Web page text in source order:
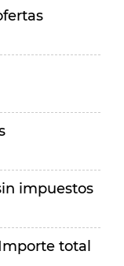
impuestos
total